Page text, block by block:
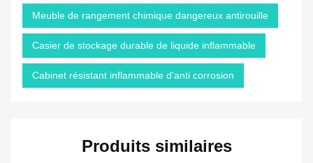
Meuble de rangement chimique dangereux antirouille
Casier de stockage durable de liquide inflammable
Cabinet résistant inflammable d'anti corrosion
Produits similaires